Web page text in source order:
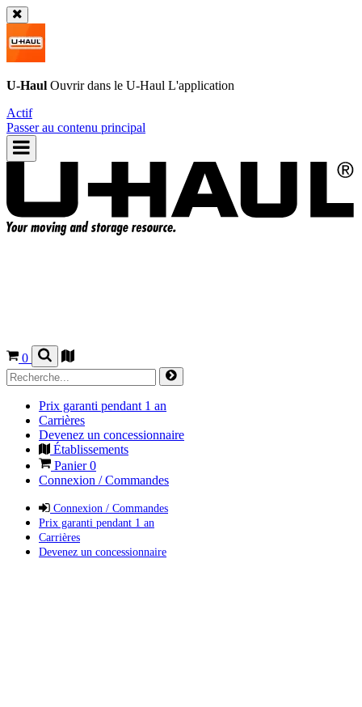
U-Haul Ouvrir dans le U-Haul L'application
Actif
Passer au contenu principal
0
Prix garanti pendant 1 an
Carrières
Devenez un concessionnaire
Établissements
Panier0
Connexion / Commandes
Connexion / Commandes
Prix garanti pendant 1 an
Carrières
Devenez un concessionnaire